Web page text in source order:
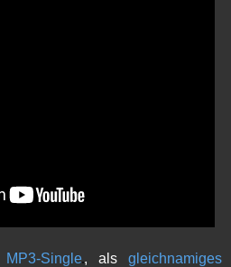
MP3-Single, alsgleichnamiges